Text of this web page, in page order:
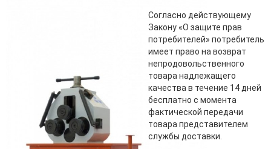
Согласно действующему
Закону «О защите прав
потребителей» потребитель
имеет право на возврат
непродовольственного
товара надлежащего
качества в течение 14 дней
бесплатно с момента
фактической передачи
товара представителем
службы доставки.